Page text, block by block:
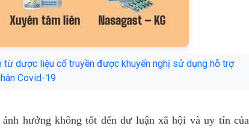
dược liệu cổ truyền được khuyến nghị sử dụng hỗ trợ
Covid-19
hưởng không tốt đến dư luận xã hội và uy tín của